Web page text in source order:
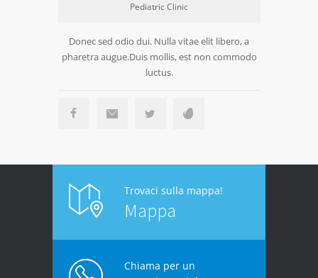
Pediatric Clinic
Donec sed odio dui. Nulla vitae elit libero, a
pharetra augue.Duis mollis, est non commodo
luctus.
Trovaci sulla mappa!
Mappa
Chiama per un